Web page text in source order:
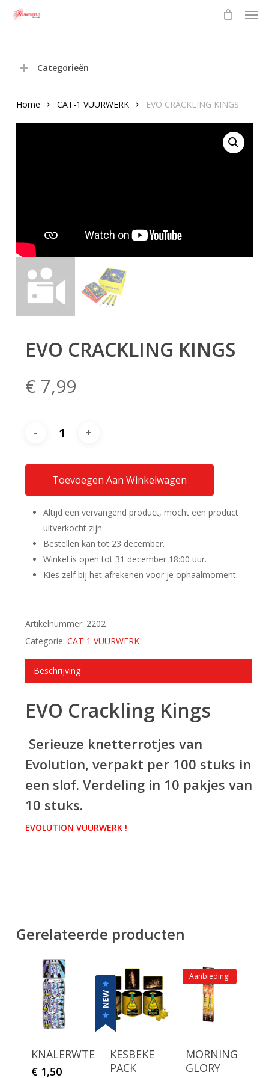
Categorieën
Home CAT-1 VUURWERK EVO CRACKLING KINGS
EVO CRACKLING KINGS
€ 7,99
Toevoegen Aan Winkelwagen
Altijd een vervangend product, mocht een product
uitverkocht zijn.
Bestellen kan tot 23 december.
Winkel is open tot 31 december 18:00 uur.
Kies zelf bij het afrekenen voor je ophaalmoment.
Artikelnummer: 2202
Categorie: CAT-1 VUURWERK
Beschrijving
EVO Crackling Kings
Serieuze knetterrotjes van
Evolution, verpakt per 100 stuks in
een slof. Verdeling in 10 pakjes van
10 stuks.
EVOLUTION VUURWERK !
Gerelateerde producten
KNALERWTEN
€1,50
KESBEKE
PACK
Aanbieding!
MORNING
GLORY